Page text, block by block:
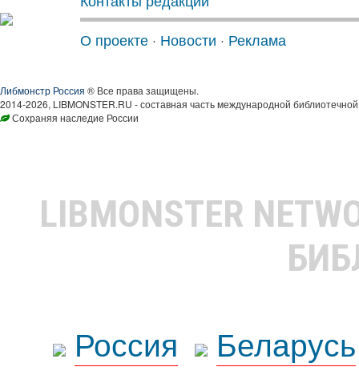
О проекте · Новости · Реклама
Либмонстр Россия ® Все права защищены.
2014-2026, LIBMONSTER.RU - составная часть международной
Сохраняя наследие России
LIBMONSTER
Россия
Беларусь